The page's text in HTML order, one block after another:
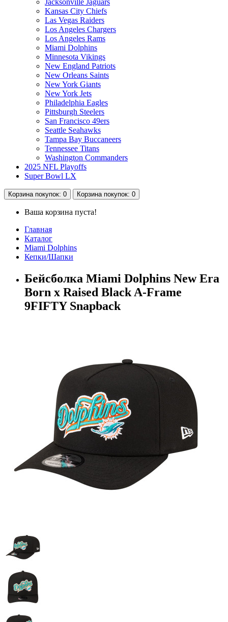
Kansas City Chiefs
Las Vegas Raiders
Los Angeles Chargers
Los Angeles Rams
Miami Dolphins
Minnesota Vikings
New England Patriots
New Orleans Saints
New York Giants
New York Jets
Philadelphia Eagles
Pittsburgh Steelers
San Francisco 49ers
Seattle Seahawks
Tampa Bay Buccaneers
Tennessee Titans
Washington Commanders
2025 NFL Playoffs
Super Bowl LX
Корзина покупок: 0 Корзина покупок: 0
Ваша корзина пуста!
Главная
Каталог
Miami Dolphins
Кепки/Шапки
Бейсболка Miami Dolphins New Era
Born x Raised Black A-Frame
9FIFTY Snapback